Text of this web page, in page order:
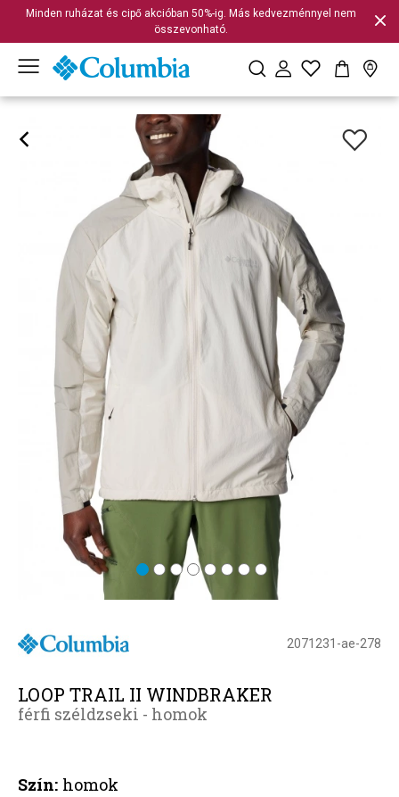
Minden ruházat és cipő akcióban 50%-ig. Más kedvezménnyel nem
összevonható.
2071231-ae-278
LOOP TRAIL II WINDBRAKER
férfi széldzseki - homok
Szín: homok